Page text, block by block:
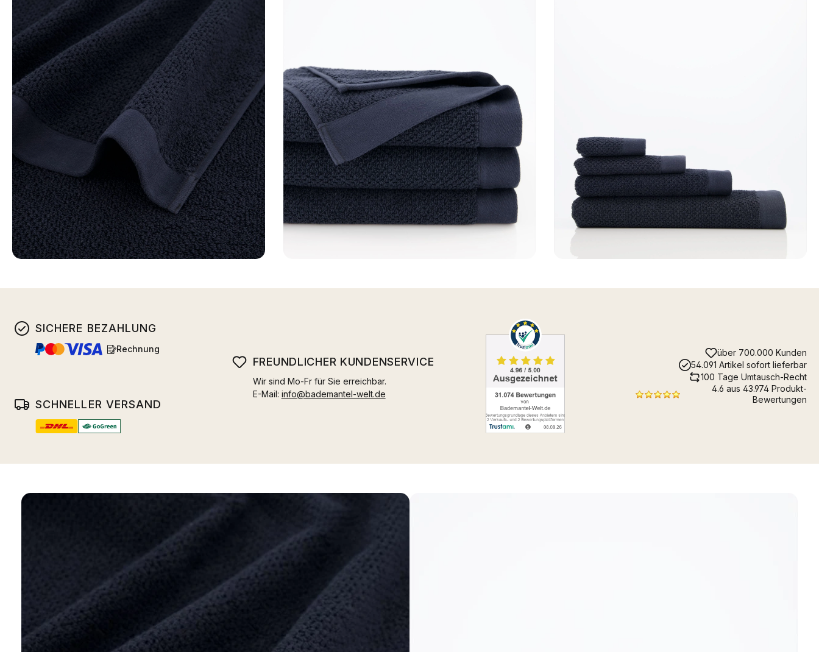
SICHERE BEZAHLUNG
Rechnung
SCHNELLER VERSAND
FREUNDLICHER KUNDENSERVICE
Wir sind Mo-Fr für Sie erreichbar.
E-Mail: info@bademantel-welt.de
über 700.000 Kunden
54.091 Artikel sofort lieferbar
100 Tage Umtausch-Recht
4.6 aus 43.974 Produkt-
Bewertungen